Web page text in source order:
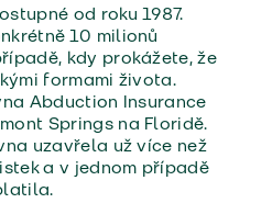
od roku 1987.
10 milionů
kdy prokážete, že
formami života.
Abduction Insurance
Springs na Floridě.
uzavřela už více než
a v jednom případě